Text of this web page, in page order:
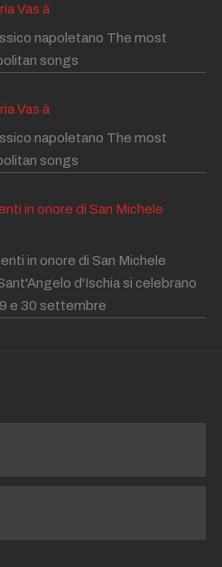
Vas à
napoletano The most
songs
Vas à
napoletano The most
songs
in onore di San Michele
in onore di San Michele
d'Ischia si celebrano
e 30 settembre